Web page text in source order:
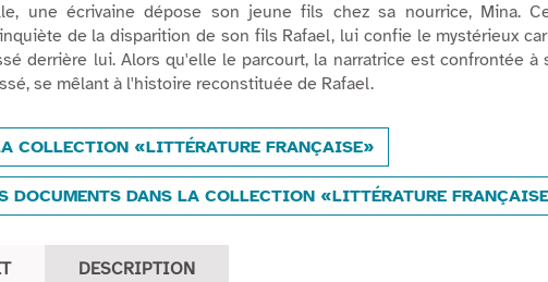
une écrivaine dépose son jeune fils chez sa nourrice, Mina.
de la disparition de son fils Rafael, lui confie le mystérieux
derrière lui. Alors qu'elle le parcourt, la narratrice est confrontée à
se mêlant à l'histoire reconstituée de Rafael.
COLLECTION «LITTÉRATURE FRANÇAISE»
DOCUMENTS DANS LA COLLECTION «LITTÉRATURE
DESCRIPTION